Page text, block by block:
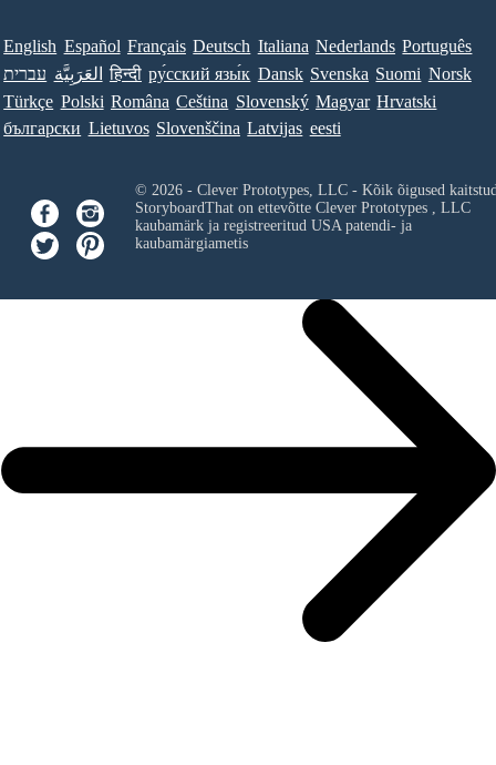
English Español Français Deutsch Italiana Nederlands Português
עברית العَرَبِيَّة हिन्दी ру́сский язы́к Dansk Svenska Suomi Norsk
Türkçe Polski Româna Ceština Slovenský Magyar Hrvatski
български Lietuvos Slovenščina Latvijas eesti
© 2026 - Clever Prototypes, LLC - Kõik õigused
StoryboardThat on ettevõtte Clever Prototypes , LLC
kaubamärk ja registreeritud USA patendi- ja
kaubamärgiametis